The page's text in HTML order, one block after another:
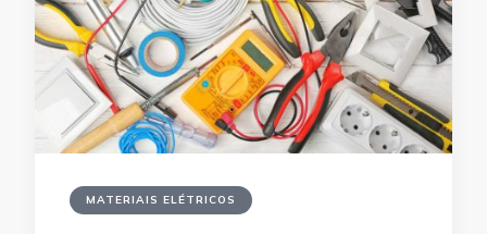
MATERIAIS ELÉTRICOS